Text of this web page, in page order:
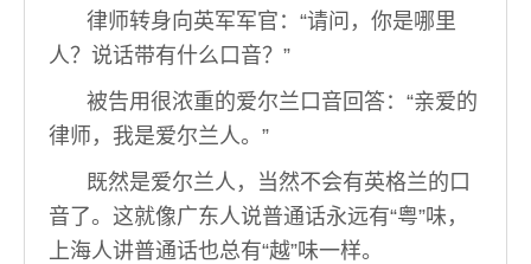
律师转身向英军军官：“请问，你是哪里
人？说话带有什么口音？”
被告用很浓重的爱尔兰口音回答：“亲爱的
律师，我是爱尔兰人。”
既然是爱尔兰人，当然不会有英格兰的口
音了。这就像广东人说普通话永远有“粤”味，
上海人讲普通话也总有“越”味一样。